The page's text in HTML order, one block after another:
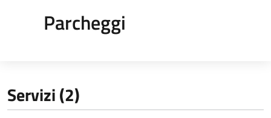
Parcheggi
Servizi (2)